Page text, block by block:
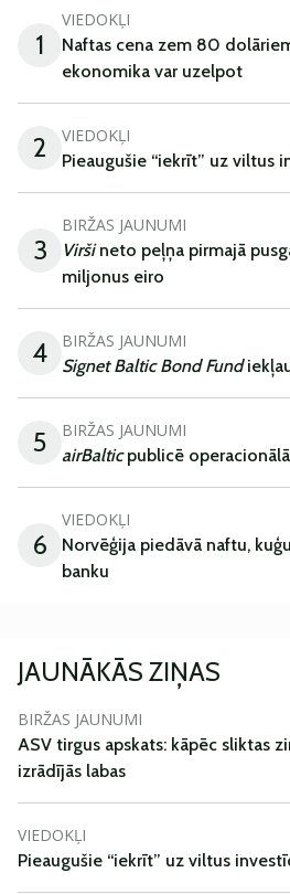
1
VIEDOKĻI
Naftas cena zem 80
ekonomika var uzelpot
2 VIEDOKĻI
Pieaugušie “iekrīt” uz viltus
3
BIRŽAS JAUNUMI
Viršineto peļņa pirmajā
miljonus eiro
4 BIRŽAS JAUNUMI
Signet Baltic Bond Fund
5 BIRŽAS JAUNUMI
airBalticpublicē
6
VIEDOKĻI
Norvēģija piedāvā naftu,
banku
JAUNĀKĀS ZIŅAS
BIRŽAS JAUNUMI
ASV tirgus apskats: kāpēc sliktas
izrādījās labas
VIEDOKĻI
Pieaugušie “iekrīt” uz viltus